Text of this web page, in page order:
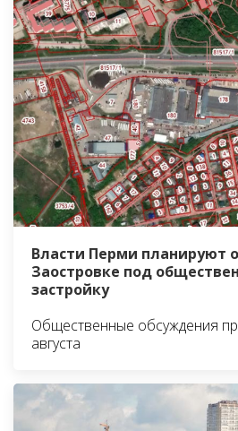
Власти Перми планируют
Заостровке под
застройку
Общественные обсуждения
августа